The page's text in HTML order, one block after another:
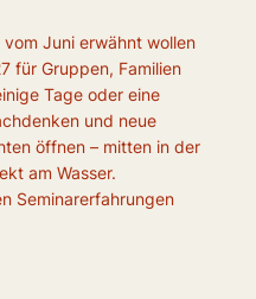
Juni erwähnt wollen
für Gruppen, Familien
Tage oder eine
und neue
öffnen – mitten in der
am Wasser.
Seminarerfahrungen